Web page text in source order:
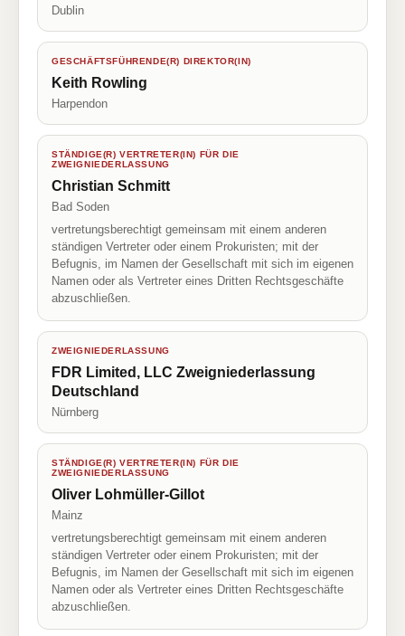
Dublin
GESCHÄFTSFÜHRENDE(R) DIREKTOR(IN)
Keith Rowling
Harpendon
STÄNDIGE(R) VERTRETER(IN) FÜR DIE
ZWEIGNIEDERLASSUNG
Christian Schmitt
Bad Soden
vertretungsberechtigt gemeinsam mit einem anderen
ständigen Vertreter oder einem Prokuristen; mit der
Befugnis, im Namen der Gesellschaft mit sich im eigenen
Namen oder als Vertreter eines Dritten Rechtsgeschäfte
abzuschließen.
ZWEIGNIEDERLASSUNG
FDR Limited, LLC Zweigniederlassung
Deutschland
Nürnberg
STÄNDIGE(R) VERTRETER(IN) FÜR DIE
ZWEIGNIEDERLASSUNG
Oliver Lohmüller-Gillot
Mainz
vertretungsberechtigt gemeinsam mit einem anderen
ständigen Vertreter oder einem Prokuristen; mit der
Befugnis, im Namen der Gesellschaft mit sich im eigenen
Namen oder als Vertreter eines Dritten Rechtsgeschäfte
abzuschließen.